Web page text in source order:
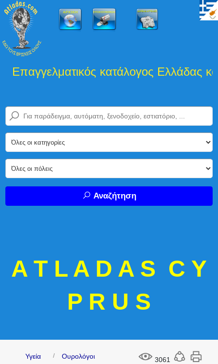
κατάλογος Ελλάδας και
Αναζήτηση
A T L A D A S C Y
P R U S
3061
Υγεία Ουρολόγοι